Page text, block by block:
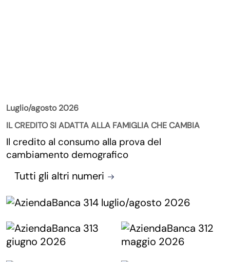
Luglio/agosto 2026
IL CREDITO SI ADATTA ALLA FAMIGLIA CHE CAMBIA
Il credito al consumo alla prova del
cambiamento demografico
Tutti gli altri numeri